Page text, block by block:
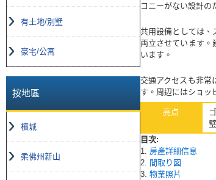
有土地/別墅
豪宅/公寓
按地區
檳城
柔佛州新山
コニーがない設計の
共用設備としては、
両立させています。
います。
交通アクセスも非常
す。周辺にはショッ
亮点
目次:
1. 房產詳細信息
2. 間取り図
3. 物業照片